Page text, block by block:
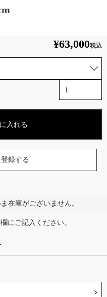
¥63,000税込
入れる
録する
在庫がございません。
にご記入ください。